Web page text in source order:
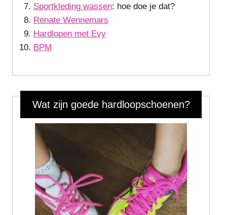
Sportkleding wassen: hoe doe je dat?
Renate Wennemars
Hardlopen met Evy
BPM
Wat zijn goede hardloopschoenen?